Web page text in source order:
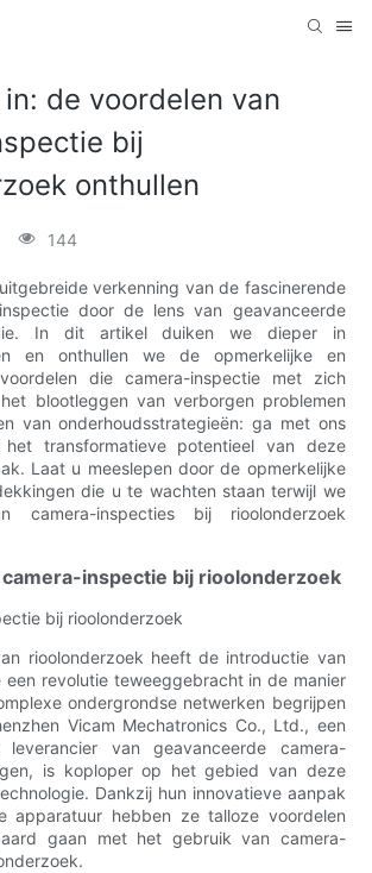
de voordelen van
bij
onthullen
144
verkenning van de fascinerende
door de lens van geavanceerde
In dit artikel duiken we dieper in
en onthullen we de opmerkelijke en
die camera-inspectie met zich
blootleggen van verborgen problemen
van onderhoudsstrategieën: ga met ons
transformatieve potentieel van deze
Laat u meeslepen door de opmerkelijke
die u te wachten staan terwijl we
camera-inspecties bij rioolonderzoek
inspectie bij rioolonderzoek
bij rioolonderzoek
rioolonderzoek heeft de introductie van
een revolutie teweeggebracht in de manier
ondergrondse netwerken begrijpen
Vicam Mechatronics Co., Ltd., een
leverancier van geavanceerde camera-
is koploper op het gebied van deze
Dankzij hun innovatieve aanpak
apparatuur hebben ze talloze voordelen
gaan met het gebruik van camera-